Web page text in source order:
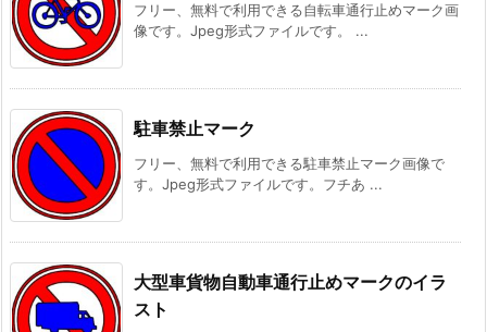
フリー、無料で利用できる自転車通行止めマーク画
像です。Jpeg形式ファイルです。 ...
駐車禁止マーク
フリー、無料で利用できる駐車禁止マーク画像で
す。Jpeg形式ファイルです。フチあ ...
大型車貨物自動車通行止めマークのイラ
スト